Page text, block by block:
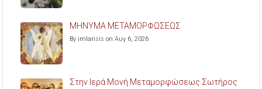
ΜΗΝΥΜΑ ΜΕΤΑΜΟΡΦΩΣΕΩΣ
By imlarisis on Αυγ 6, 2026
Στην Ιερά Μονή Μεταμορφώσεως Σωτήρος